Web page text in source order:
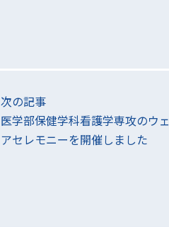
次の記事
医学部保健学科看護学専攻のウェ
アセレモニーを開催しました